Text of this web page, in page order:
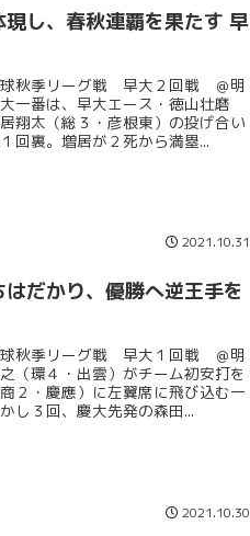
現し、春秋連覇を果たす 早
球秋季リーグ戦 早大２回戦 ＠明
一番は、早大エース・徳山壮磨
翔太（総３・彦根東）の投げ合い
回裏。増居が２死から満塁...
2021.10.31
はだかり、優勝へ逆王手を
球秋季リーグ戦 早大１回戦 ＠明
（環４・出雲）がチーム初安打を
２・慶應）に左翼席に飛び込む一
し３回、慶大先発の森田...
2021.10.30